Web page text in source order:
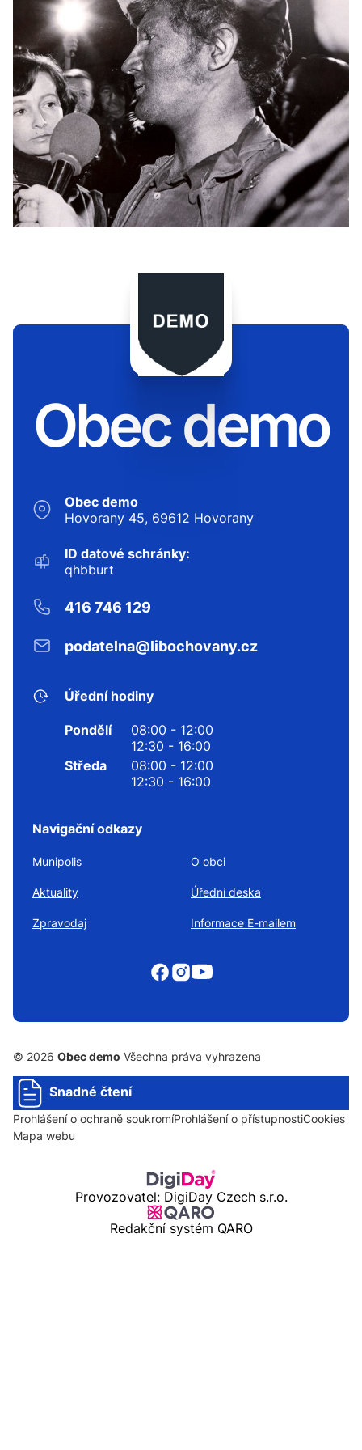
Obec demo
Obec demo
Hovorany 45, 69612 Hovorany
ID datové schránky:
qhbburt
416 746 129
podatelna@libochovany.cz
Úřední hodiny
Pondělí
08:00 - 12:00
12:30 - 16:00
Středa
08:00 - 12:00
12:30 - 16:00
Navigační odkazy
Munipolis O obci
Aktuality Úřední deska
Zpravodaj Informace E-mailem
© 2026 Obec demo Všechna práva vyhrazena
Snadné čtení
Prohlášení o ochraně soukromíProhlášení o přístupnostiCookies
Mapa webu
Provozovatel: DigiDay Czech s.r.o.
Redakční systém QARO